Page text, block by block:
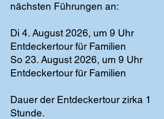
nächsten Führungen an:
Di 4. August 2026, um 9 Uhr
Entdeckertour für Familien
So 23. August 2026, um 9 Uhr
Entdeckertour für Familien
Dauer der Entdeckertour zirka 1
Stunde.